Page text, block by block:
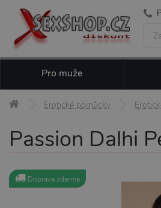
Pro muže
Erotické pomůcky
Passion Dalhi
Doprava zdarma